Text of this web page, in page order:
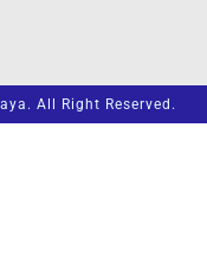
All Right Reserved.